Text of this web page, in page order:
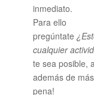
inmediato.
Para ello
pregúntate
cualquier
te sea posible,
además de
pena!